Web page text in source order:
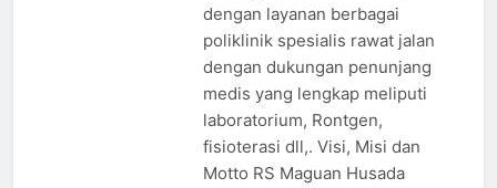
15/07/2025
Pendaftaran Pasien BPJS
RSUD Bung Karno
24/05/2024
Pendaftaran Pasien BPJS
RSUD Banyumas
dengan layanan berbagai
poliklinik spesialis rawat jalan
dengan dukungan penunjang
medis yang lengkap meliputi
laboratorium, Rontgen,
fisioterasi dll,. Visi, Misi dan
Motto RS Maguan Husada